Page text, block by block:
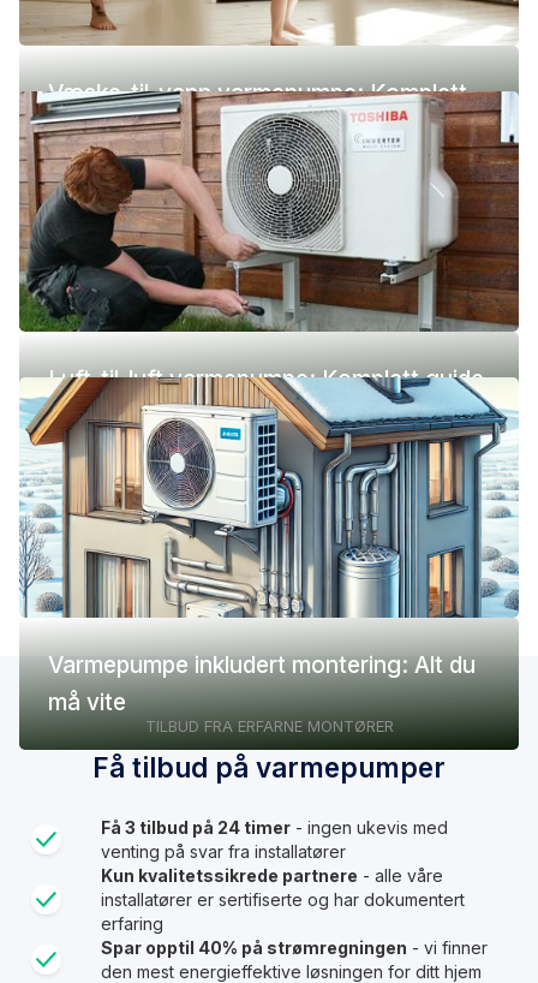
Væske-til-vann varmepumpe: Komplett
guide (pris, fordeler og ulemper)
Luft-til-luft varmepumpe: Komplett guide
(pris, fordeler og ulemper)
Varmepumpe inkludert montering: Alt du
må vite
TILBUD FRA ERFARNE MONTØRER
Få tilbud på varmepumper
Få 3 tilbud på 24 timer - ingen ukevis med
venting på svar fra installatører
Kun kvalitetssikrede partnere - alle våre
installatører er sertifiserte og har dokumentert
erfaring
Spar opptil 40% på strømregningen - vi finner
den mest energieffektive løsningen for ditt hjem